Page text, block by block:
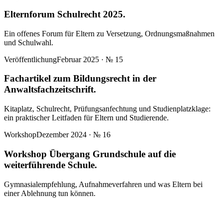
Elternforum Schulrecht 2025.
Ein offenes Forum für Eltern zu Versetzung, Ordnungsmaßnahmen
und Schulwahl.
VeröffentlichungFebruar 2025 · № 15
Fachartikel zum Bildungsrecht in der
Anwaltsfachzeitschrift.
Kitaplatz, Schulrecht, Prüfungsanfechtung und Studienplatzklage:
ein praktischer Leitfaden für Eltern und Studierende.
WorkshopDezember 2024 · № 16
Workshop Übergang Grundschule auf die
weiterführende Schule.
Gymnasialempfehlung, Aufnahmeverfahren und was Eltern bei
einer Ablehnung tun können.